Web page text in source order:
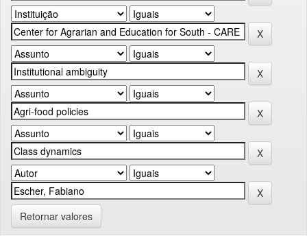
Retornar valores